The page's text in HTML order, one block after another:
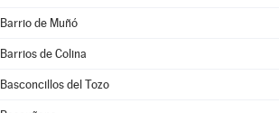
Barrio de Muñó
Barrios de Colina
Basconcillos del Tozo